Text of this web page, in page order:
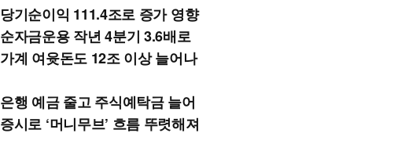
당기순이익 111.4조로 증가 영향
순자금운용 작년 4분기 3.6배로
가계 여윳돈도 12조 이상 늘어나
은행 예금 줄고 주식예탁금 늘어
증시로 ‘머니무브’ 흐름 뚜렷해져